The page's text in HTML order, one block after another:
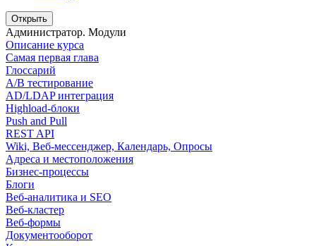
Открыть
Администратор. Модули
Описание курса
Самая первая глава
Глоссарий
A/B тестирование
AD/LDAP интеграция
Highload-блоки
Push and Pull
REST API
Wiki, Веб-мессенджер, Календарь, Опросы
Адреса и местоположения
Бизнес-процессы
Блоги
Веб-аналитика и SEO
Веб-кластер
Веб-формы
Документооборот